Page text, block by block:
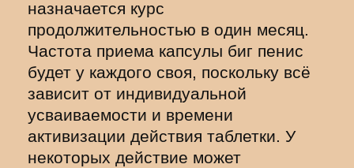
назначается курс
продолжительностью в один месяц.
Частота приема капсулы биг пенис
будет у каждого своя, поскольку всё
зависит от индивидуальной
усваиваемости и времени
активизации действия таблетки. У
некоторых действие может